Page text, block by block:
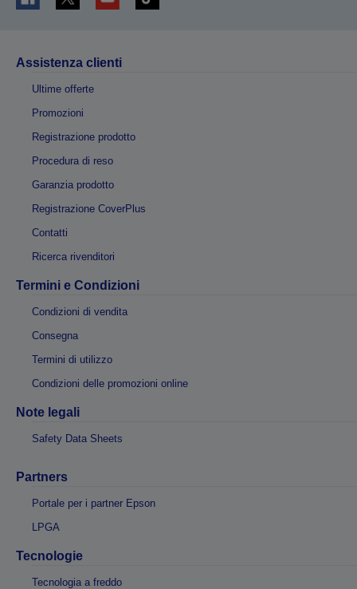
Assistenza clienti
Ultime offerte
Promozioni
Registrazione prodotto
Procedura di reso
Garanzia prodotto
Registrazione CoverPlus
Contatti
Ricerca rivenditori
Termini e Condizioni
Condizioni di vendita
Consegna
Termini di utilizzo
Condizioni delle promozioni online
Note legali
Safety Data Sheets
Partners
Portale per i partner Epson
LPGA
Tecnologie
Tecnologia a freddo